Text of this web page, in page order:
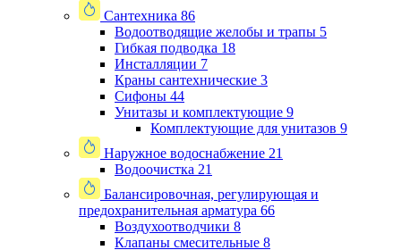
Сантехника 86
Водоотводящие желобы и трапы 5
Гибкая подводка 18
Инсталляции 7
Краны сантехнические 3
Сифоны 44
Унитазы и комплектующие 9
Комплектующие для унитазов 9
Наружное водоснабжение 21
Водоочистка 21
Балансировочная, регулирующая и
предохранительная арматура 66
Воздухоотводчики 8
Клапаны cмесительные 8